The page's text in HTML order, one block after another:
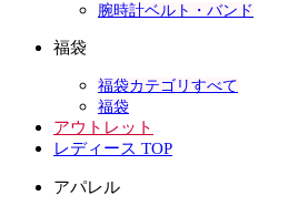
腕時計ベルト・バンド
福袋
福袋カテゴリすべて
福袋
アウトレット
レディース TOP
アパレル